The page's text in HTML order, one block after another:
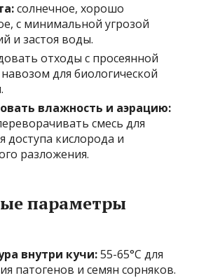
солнечное, хорошо
с минимальной угрозой
и застоя воды.
отходы с просеянной
для биологической
влажность и аэрацию:
смесь для
доступа кислорода и
разложения.
параметры
внутри кучи:55-65°C для
патогенов и семян сорняков.